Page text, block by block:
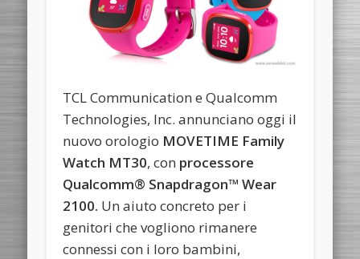
TCL Communication e Qualcomm
Technologies, Inc. annunciano oggi il
nuovo orologio MOVETIME Family
Watch MT30, con processore
Qualcomm® Snapdragon™ Wear
2100. Un aiuto concreto per i
genitori che vogliono rimanere
connessi con i loro bambini,